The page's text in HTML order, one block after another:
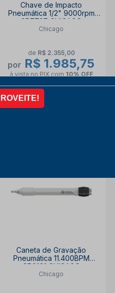
Chave de Impacto
Pneumática 1/2" 9000rpm
CP7737 CHICAGO
Chicago
de R$ 2.355,00
por R$ 1.985,75
à vista no PIX com 10% OFF
6x deR$ 367,73
Caneta de Gravação
Pneumática 11.400BPM
CP9161 CHICAGO
Chicago